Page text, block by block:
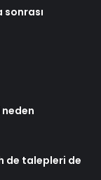
sonrası
de talepleri de